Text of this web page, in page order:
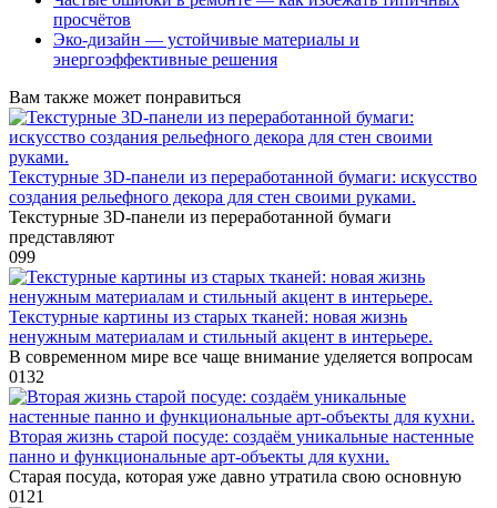
просчётов
Эко-дизайн — устойчивые материалы и
энергоэффективные решения
Вам также может понравиться
Текстурные 3D-панели из переработанной бумаги: искусство
создания рельефного декора для стен своими руками.
Текстурные 3D-панели из переработанной бумаги
представляют
099
Текстурные картины из старых тканей: новая жизнь
ненужным материалам и стильный акцент в интерьере.
В современном мире все чаще внимание уделяется вопросам
0132
Вторая жизнь старой посуде: создаём уникальные настенные
панно и функциональные арт-объекты для кухни.
Старая посуда, которая уже давно утратила свою основную
0121